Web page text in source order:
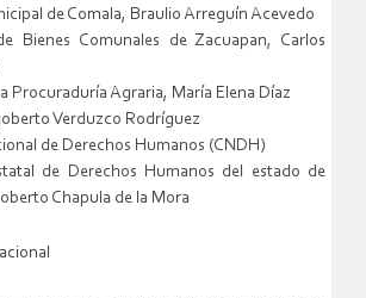
de Comala, Braulio Arreguín Acevedo
Bienes Comunales de Zacuapan, Carlos
Procuraduría Agraria, María Elena Díaz
Verduzco Rodríguez
de Derechos Humanos (CNDH)
de Derechos Humanos del estado de
Chapula de la Mora